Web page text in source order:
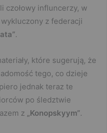
czołowy influncerzy, w
wykluczony z federacji
.
które sugerują, że
tego, co dzieje
jednak teraz te
po śledztwie
z „Konopskyym”.